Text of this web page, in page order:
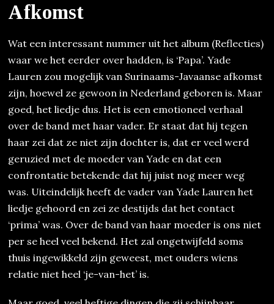
Afkomst
Wat een interessant nummer uit het album (Reflecties)
waar we het eerder over hadden, is ‘Papa’. Yade
Lauren zou mogelijk van Surinaams-Javaanse afkomst
zijn, hoewel ze gewoon in Nederland geboren is. Maar
goed, het liedje dus. Het is een emotioneel verhaal
over de band met haar vader. Er staat dat hij tegen
haar zei dat ze niet zijn dochter is, dat er veel werd
geruzied met de moeder van Yade en dat een
confrontatie betekende dat hij juist nog meer weg
was. Uiteindelijk heeft de vader van Yade Lauren het
liedje gehoord en zei ze destijds dat het contact
‘prima’ was. Over de band van haar moeder is ons niet
per se heel veel bekend. Het zal ongetwijfeld soms
thuis ingewikkeld zijn geweest, met ouders wiens
relatie niet heel ‘je-van-het’ is.